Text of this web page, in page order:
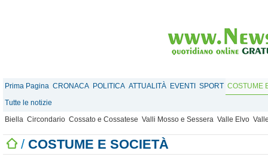
Prima Pagina CRONACA POLITICA ATTUALITÀ EVENTI SPORT COSTUME
Tutte le notizie
Biella Circondario Cossato e Cossatese Valli Mosso e Sessera Valle Elvo
/ COSTUME E SOCIETÀ